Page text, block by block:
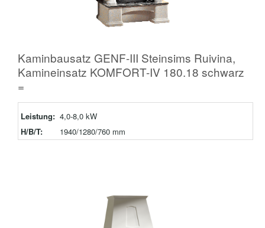
Kaminbausatz GENF-III Steinsims Ruivina,
Kamineinsatz KOMFORT-IV 180.18 schwarz
=
Leistung: 4,0-8,0 kW
H/B/T:
1940/1280/760 mm